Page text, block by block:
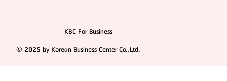
KBC For Business
© 2025 by Korean Business Center Co.,Ltd.